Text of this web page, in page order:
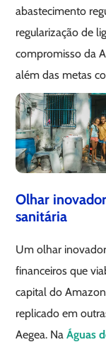
abastecimento
regularização de
compromisso da
além das metas
Olhar
sanitária
Um olhar
financeiros que
capital do
replicado em
Aegea. NaÁguas